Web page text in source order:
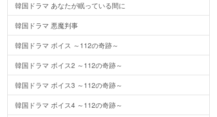
韓国ドラマ あなたが眠っている間に
韓国ドラマ 悪魔判事
韓国ドラマ ボイス ～112の奇跡～
韓国ドラマ ボイス2 ～112の奇跡～
韓国ドラマ ボイス3 ～112の奇跡～
韓国ドラマ ボイス4 ～112の奇跡～